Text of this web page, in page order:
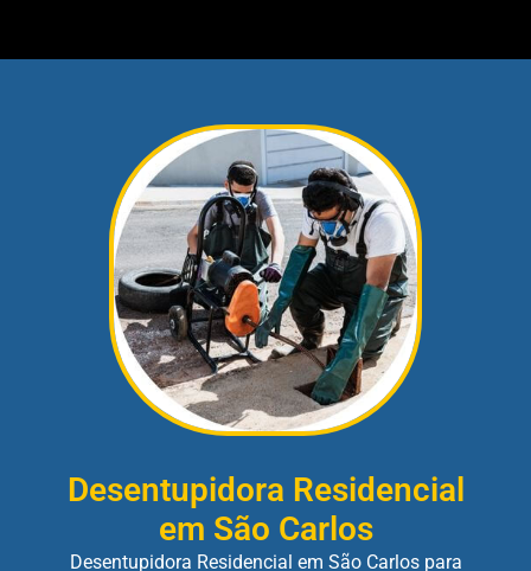
Desentupidora Residencial
em São Carlos
Desentupidora Residencial em São Carlos para